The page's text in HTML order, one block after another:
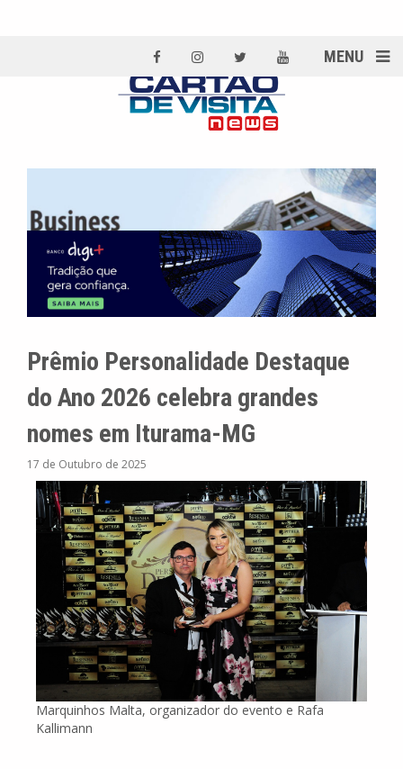
MENU
Prêmio Personalidade Destaque
do Ano 2026 celebra grandes
nomes em Iturama-MG
17 de Outubro de 2025
Marquinhos Malta, organizador do evento e Rafa
Kallimann